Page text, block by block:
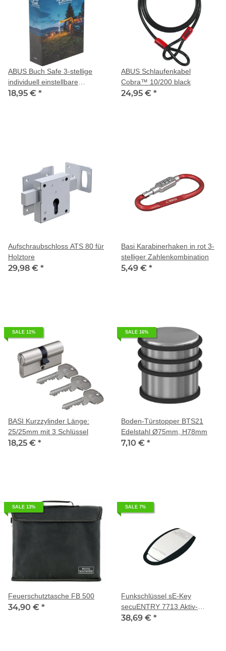
ABUS Buch Safe 3-stellige
individuell einstellbare
Zahlenkombination
18,95 € *
ABUS Schlaufenkabel
Cobra™ 10/200 black
24,95 € *
Aufschraubschloss ATS 80 für
Holztore
29,98 € *
Basi Karabinerhaken in rot 3-
stelliger Zahlenkombination
5,49 € *
SALE 11%
BASI Kurzzylinder Länge:
25/25mm mit 3 Schlüssel
18,25 € *
SALE 16%
Boden-Türstopper BTS21
Edelstahl Ø75mm, H78mm
7,10 € *
SALE 13%
Feuerschutztasche FB 500
34,90 € *
SALE 7%
Funkschlüssel sE-Key
secuENTRY 7713 Aktiv-
Transponder
38,69 € *